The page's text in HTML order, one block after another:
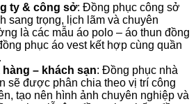
ty & công sở: Đồng phục công sở
sang trọng, lịch lãm và chuyên
là các mẫu áo polo – áo thun đồng
phục áo vest kết hợp cùng quần
– khách sạn: Đồng phục nhà
sẽ được phân chia theo vị trí công
tạo nên hình ảnh chuyên nghiệp và